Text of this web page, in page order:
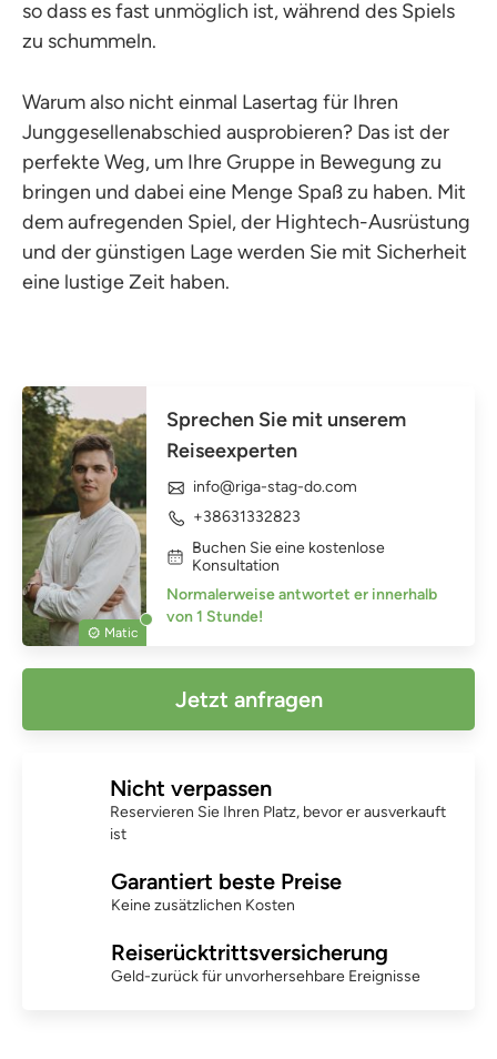
so dass es fast unmöglich ist, während des Spiels
zu schummeln.
Warum also nicht einmal Lasertag für Ihren
Junggesellenabschied ausprobieren? Das ist der
perfekte Weg, um Ihre Gruppe in Bewegung zu
bringen und dabei eine Menge Spaß zu haben. Mit
dem aufregenden Spiel, der Hightech-Ausrüstung
und der günstigen Lage werden Sie mit Sicherheit
eine lustige Zeit haben.
Matic
Sprechen Sie mit unserem
Reiseexperten
info@riga-stag-do.com
+38631332823
Buchen Sie eine kostenlose
Konsultation
Normalerweise antwortet er innerhalb
von 1 Stunde!
Jetzt anfragen
Nicht verpassen
Reservieren Sie Ihren Platz, bevor er ausverkauft
ist
Garantiert beste Preise
Keine zusätzlichen Kosten
Reiserücktrittsversicherung
Geld-zurück für unvorhersehbare Ereignisse